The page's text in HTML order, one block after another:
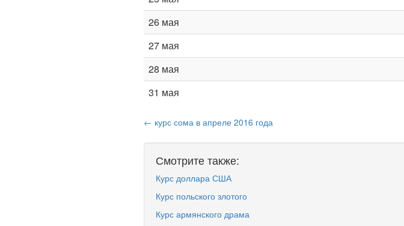
26 мая
27 мая
28 мая
31 мая
← курс сома в апреле 2016 года
Смотрите также:
Курс доллара США
Курс польского злотого
Курс армянского драма